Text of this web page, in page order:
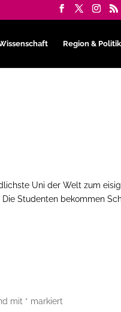
Region & Politik
Uni der Welt zum
Studenten bekommen
mit * markiert